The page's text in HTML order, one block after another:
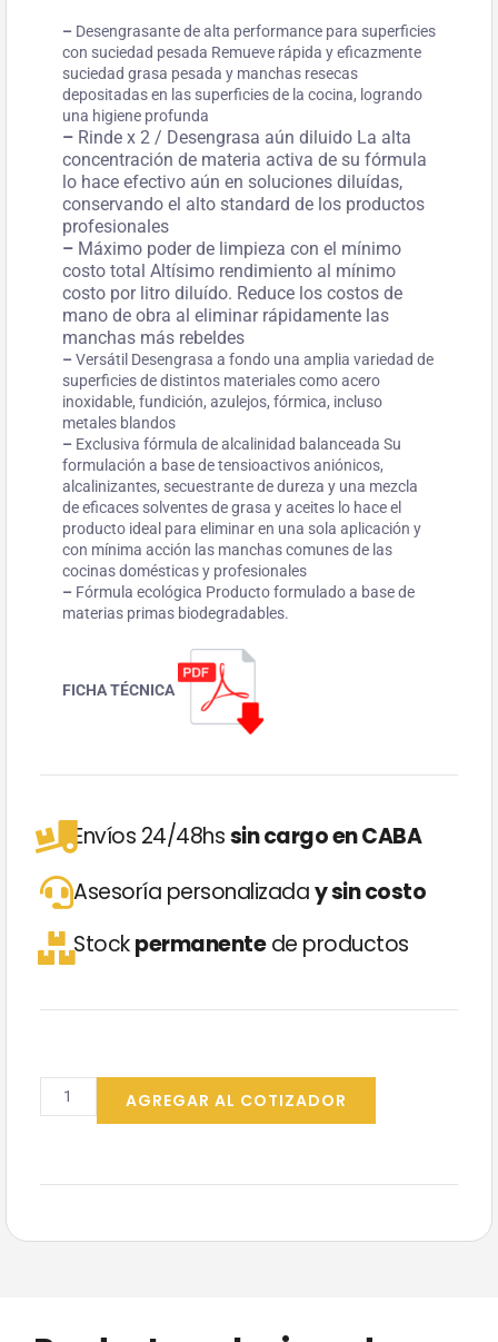
– Desengrasante de alta performance para superficies
con suciedad pesada Remueve rápida y eficazmente
suciedad grasa pesada y manchas resecas
depositadas en las superficies de la cocina, logrando
una higiene profunda
– Rinde x 2 / Desengrasa aún diluido La alta
concentración de materia activa de su fórmula
lo hace efectivo aún en soluciones diluídas,
conservando el alto standard de los productos
profesionales
– Máximo poder de limpieza con el mínimo
costo total Altísimo rendimiento al mínimo
costo por litro diluído. Reduce los costos de
mano de obra al eliminar rápidamente las
manchas más rebeldes
– Versátil Desengrasa a fondo una amplia variedad de
superficies de distintos materiales como acero
inoxidable, fundición, azulejos, fórmica, incluso
metales blandos
– Exclusiva fórmula de alcalinidad balanceada Su
formulación a base de tensioactivos aniónicos,
alcalinizantes, secuestrante de dureza y una mezcla
de eficaces solventes de grasa y aceites lo hace el
producto ideal para eliminar en una sola aplicación y
con mínima acción las manchas comunes de las
cocinas domésticas y profesionales
– Fórmula ecológica Producto formulado a base de
materias primas biodegradables.
FICHA TÉCNICA
Envíos 24/48hssin cargo en CABA
Asesoría personalizaday sin costo
Stockpermanentede productos
Antigrasa
Diversey
AGREGAR AL COTIZADOR